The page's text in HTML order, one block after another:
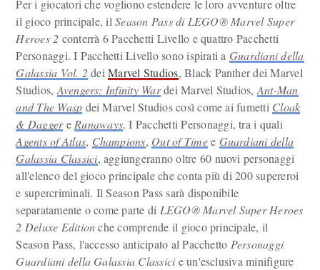
Per i giocatori che vogliono estendere le loro avventure oltre
il gioco principale, ilSeason Pass di LEGO® Marvel Super
Heroes 2 conterrà 6 Pacchetti Livello e quattro Pacchetti
Personaggi. I Pacchetti Livello sono ispirati a Guardiani della
Galassia Vol. 2deiMarvel Studios, Black Panther dei Marvel
Studios, Avengers: Infinity Wardei Marvel Studios, Ant-Man
and The Wasp dei Marvel Studios così come ai fumetti Cloak
& Daggere Runaways. I Pacchetti Personaggi, tra i quali
Agents of Atlas, Champions, Out of Timee Guardiani della
Galassia Classici, aggiungeranno oltre 60 nuovi personaggi
all'elenco del gioco principale che conta più di 200 supereroi
e supercriminali. Il Season Pass sarà disponibile
separatamente o come parte di LEGO® Marvel Super Heroes
2 Deluxe Editionche comprende il gioco principale, il
Season Pass, l'accesso anticipato al Pacchetto Personaggi
Guardiani della Galassia Classicie un'esclusiva minifigure